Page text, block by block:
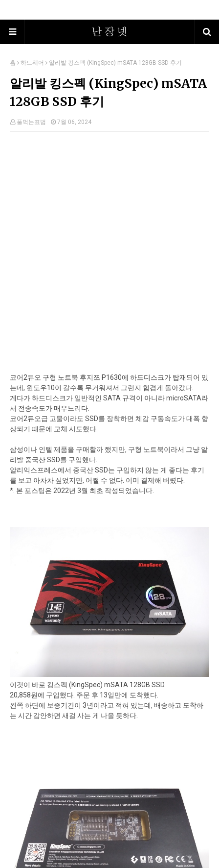
홈 하드웨어 알리발 킹스펙 (KingSpec) mSATA 128GB SSD 후기
알리발 킹스펙 (KingSpec) mSATA
128GB SSD 후기
풀먹는표범 7월 06, 2024
코어2듀오 구형 노트북 후지쯔 P1630에 하드디스크가 탑재되어 있
는데, 윈도우10이 갈수록 무거워져서 그런지 힘겹게 돌아갔다.
게다가 하드디스크가 일반적인 SATA 규격이 아니라 microSATA라
서 전송속도가 매우느리다.
코어2듀오급 고물이라도 SSD를 장착하면 체감 구동속도가 대폭 향
상되기 때문에 교체 시도했다.
삼성이나 인텔 제품을 구매할까 했지만, 구형 노트북이라서 그냥 알
리발 중국산 SSD를 구입했다.
알리익스프레스에서 중국산 SSD는 구입하지 않는 게 좋다는 후기
를 보고 아차차 싶었지만, 어쩔 수 없다. 이미 결제해 버렸다.
*. 본 포스팅은 2022년 3월 최초 작성되었습니다.
이것이 바로 킹스펙 (KingSpec) mSATA 128GB SSD.
20,858원에 구입했다. 주문 후 13일만에 도착했다.
왼쪽 하단에 보증기간이 3년이라고 적혀 있는데, 배송하고 도착하
는 시간 감안하면 새걸 사는 게 나을 듯하다.